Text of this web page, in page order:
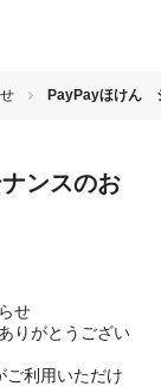
PayPayほけん
ンスのお
せ
りがとうござい
ご利用いただけ